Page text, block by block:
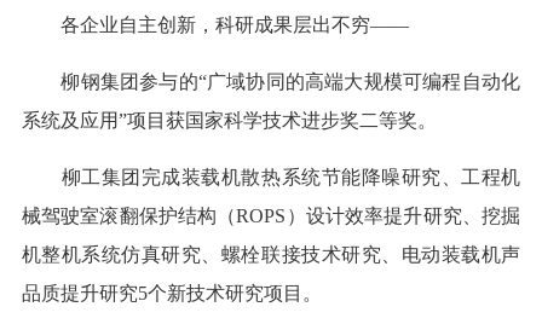
各企业自主创新，科研成果层出不穷——
柳钢集团参与的“广域协同的高端大规模可编程自动化
系统及应用”项目获国家科学技术进步奖二等奖。
柳工集团完成装载机散热系统节能降噪研究、工程机
械驾驶室滚翻保护结构（ROPS）设计效率提升研究、挖掘
机整机系统仿真研究、螺栓联接技术研究、电动装载机声
品质提升研究5个新技术研究项目。